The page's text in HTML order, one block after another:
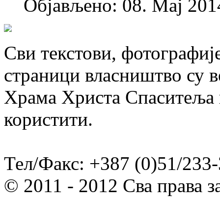
Објављено: 08. Мај
Сви текстови,
страници власништво су
Храма Христа Спаситеља
користити.
Тел/Факс: +387 (0)51/
© 2011 - 2012 Сва права